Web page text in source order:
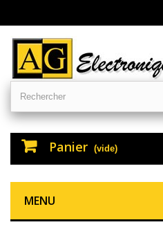
Panier (vide)
MENU